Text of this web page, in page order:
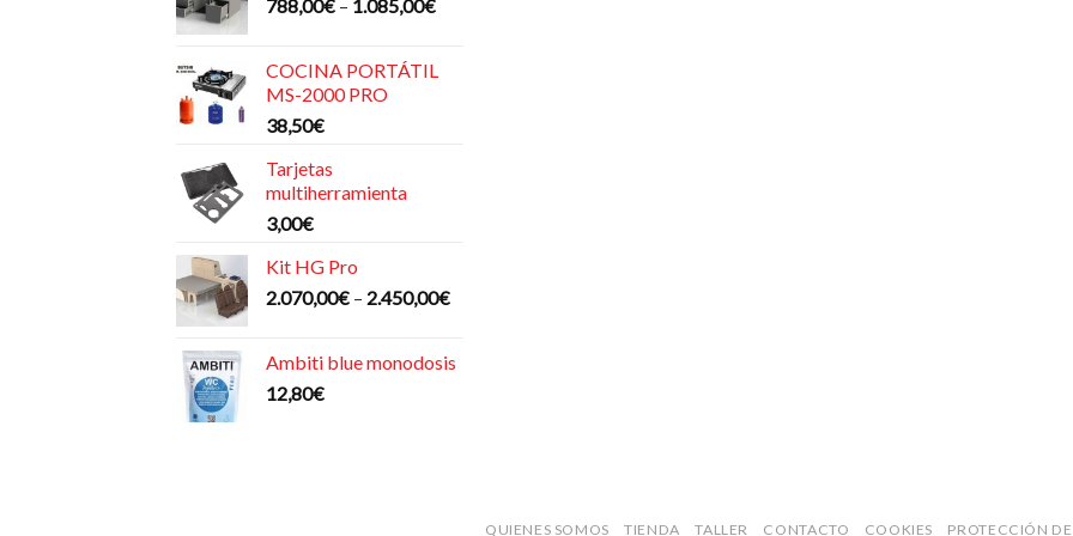
788,00€ – 1.085,00€
COCINA PORTÁTIL
MS-2000 PRO
38,50€
Tarjetas
multiherramienta
3,00€
Kit HG Pro
2.070,00€ – 2.450,00€
Ambiti blue monodosis
12,80€
QUIENES SOMOS TIENDA TALLER CONTACTO COOKIES PROTECCIÓN